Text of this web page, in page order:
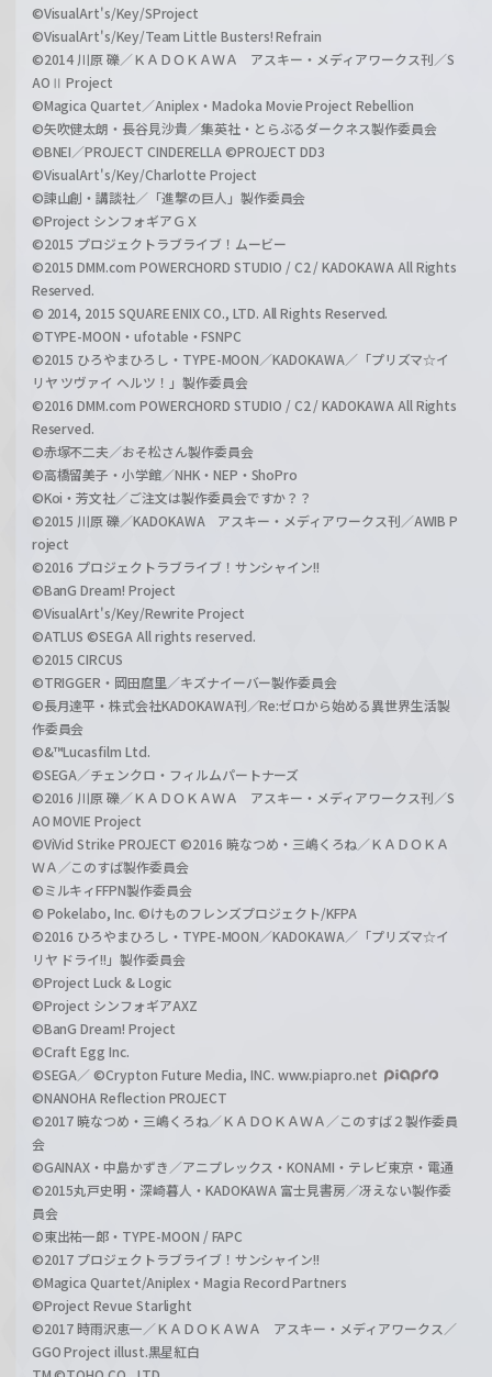
©VisualArt's/Key/SProject
©VisualArt's/Key/Team Little Busters! Refrain
©2014 川原 礫／ＫＡＤＯＫＡＷＡ アスキー・メディアワークス刊／S
AOⅡ Project
©Magica Quartet／Aniplex・Madoka Movie Project Rebellion
©矢吹健太朗・長谷見沙貴／集英社・とらぶるダークネス製作委員会
©BNEI／PROJECT CINDERELLA ©PROJECT DD3
©VisualArt's/Key/Charlotte Project
©諫山創・講談社／「進撃の巨人」製作委員会
©Project シンフォギアＧＸ
©2015 プロジェクトラブライブ！ムービー
©2015 DMM.com POWERCHORD STUDIO / C2 / KADOKAWA All Rights
Reserved.
© 2014, 2015 SQUARE ENIX CO., LTD. All Rights Reserved.
©TYPE-MOON・ufotable・FSNPC
©2015 ひろやまひろし・TYPE-MOON／KADOKAWA／「プリズマ☆イ
リヤ ツヴァイ ヘルツ！」製作委員会
©2016 DMM.com POWERCHORD STUDIO / C2 / KADOKAWA All Rights
Reserved.
©赤塚不二夫／おそ松さん製作委員会
©高橋留美子・小学館／NHK・NEP・ShoPro
©Koi・芳文社／ご注文は製作委員会ですか？？
©2015 川原 礫／KADOKAWA アスキー・メディアワークス刊／AWIB P
roject
©2016 プロジェクトラブライブ！サンシャイン!!
©BanG Dream! Project
©VisualArt's/Key/Rewrite Project
©ATLUS ©SEGA All rights reserved.
©2015 CIRCUS
©TRIGGER・岡田麿里／キズナイーバー製作委員会
©長月達平・株式会社KADOKAWA刊／Re:ゼロから始める異世界生活製
作委員会
©&™Lucasfilm Ltd.
©SEGA／チェンクロ・フィルムパートナーズ
©2016 川原 礫／ＫＡＤＯＫＡＷＡ アスキー・メディアワークス刊／S
AO MOVIE Project
©ViVid Strike PROJECT ©2016 暁なつめ・三嶋くろね／ＫＡＤＯＫＡ
ＷＡ／このすば製作委員会
©ミルキィFFPN製作委員会
© Pokelabo, Inc. ©けものフレンズプロジェクト/KFPA
©2016 ひろやまひろし・TYPE-MOON／KADOKAWA／「プリズマ☆イ
リヤ ドライ!!」製作委員会
©Project Luck & Logic
©Project シンフォギアAXZ
©BanG Dream! Project
©Craft Egg Inc.
©SEGA／ ©Crypton Future Media, INC. www.piapro.net
©NANOHA Reflection PROJECT
©2017 暁なつめ・三嶋くろね／ＫＡＤＯＫＡＷＡ／このすば２製作委員
会
©GAINAX・中島かずき／アニプレックス・KONAMI・テレビ東京・電通
©2015丸戸史明・深崎暮人・KADOKAWA 富士見書房／冴えない製作委
員会
©東出祐一郎・TYPE-MOON / FAPC
©2017 プロジェクトラブライブ！サンシャイン!!
©Magica Quartet/Aniplex・Magia Record Partners
©Project Revue Starlight
©2017 時雨沢恵一／ＫＡＤＯＫＡＷＡ アスキー・メディアワークス／
GGO Project illust.黒星紅白